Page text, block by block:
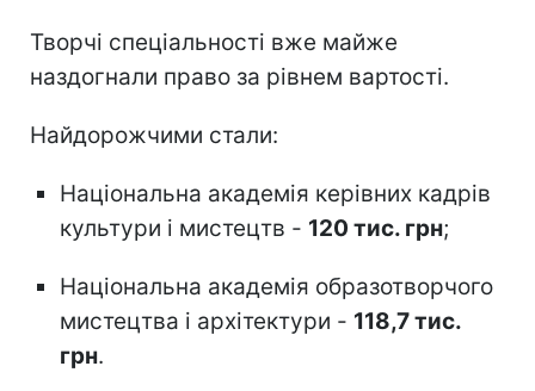
Творчі спеціальності вже майже
наздогнали право за рівнем вартості.
Найдорожчими стали:
Національна академія керівних кадрів
культури і мистецтв - 120 тис. грн;
Національна академія образотворчого
мистецтва і архітектури - 118,7 тис.
грн.